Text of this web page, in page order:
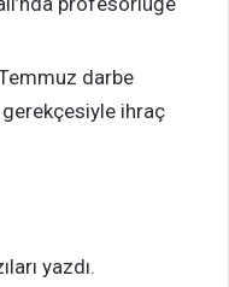
darbe
ihraç
yazdı.